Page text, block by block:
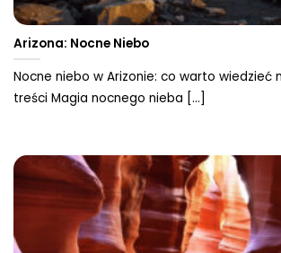
Arizona: Nocne Niebo
Nocne niebo w Arizonie: co warto wiedzieć
treści Magia nocnego nieba [...]